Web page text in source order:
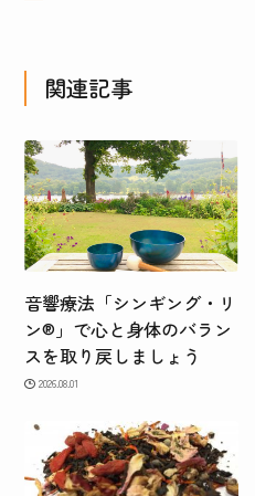
関連記事
音響療法「シンギング・リ
ン®」で心と身体のバラン
スを取り戻しましょう
2026.08.01